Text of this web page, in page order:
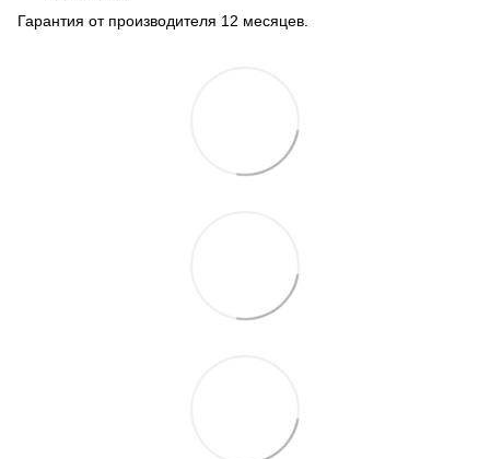
Гарантия от производителя 12 месяцев.